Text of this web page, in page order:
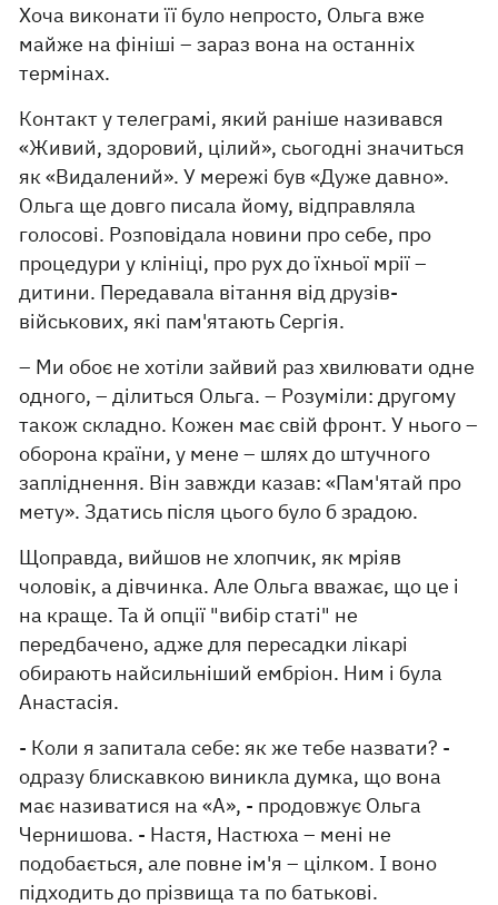
Хоча виконати її було непросто, Ольга вже
майже на фініші – зараз вона на останніх
термінах.
Контакт у телеграмі, який раніше називався
«Живий, здоровий, цілий», сьогодні значиться
як «Видалений». У мережі був «Дуже давно».
Ольга ще довго писала йому, відправляла
голосові. Розповідала новини про себе, про
процедури у клініці, про рух до їхньої мрії –
дитини. Передавала вітання від друзів-
військових, які пам'ятають Сергія.
– Ми обоє не хотіли зайвий раз хвилювати одне
одного, – ділиться Ольга. – Розуміли: другому
також складно. Кожен має свій фронт. У нього –
оборона країни, у мене – шлях до штучного
запліднення. Він завжди казав: «Пам'ятай про
мету». Здатись після цього було б зрадою.
Щоправда, вийшов не хлопчик, як мріяв
чоловік, а дівчинка. Але Ольга вважає, що це і
на краще. Та й опції "вибір статі" не
передбачено, адже для пересадки лікарі
обирають найсильніший ембріон. Ним і була
Анастасія.
- Коли я запитала себе: як же тебе назвати? -
одразу блискавкою виникла думка, що вона
має називатися на «А», - продовжує Ольга
Чернишова. - Настя, Настюха – мені не
подобається, але повне ім'я – цілком. І воно
підходить до прізвища та по батькові.